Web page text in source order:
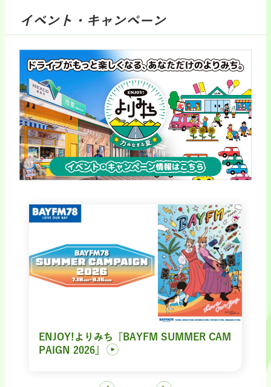
イベント・キャンペーン
ENJOY!よりみち『BAYFM SUMMER CAM
PAIGN 2026』